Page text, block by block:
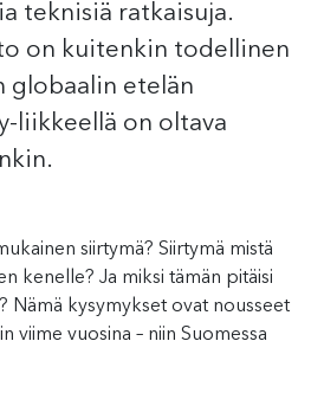
teknisiä ratkaisuja.
on kuitenkin todellinen
globaalin etelän
liikkeellä on oltava
siirtymä? Siirtymä mistä
kenelle? Ja miksi tämän pitäisi
Nämä kysymykset ovat nousseet
viime vuosina – niin Suomessa